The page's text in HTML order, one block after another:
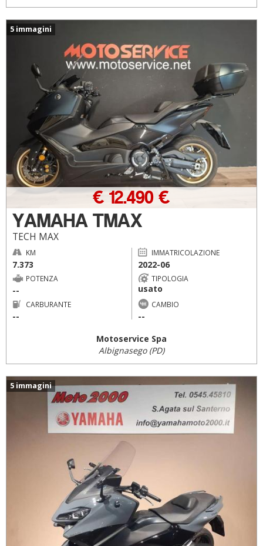
5 immagini
YAMAHA TMAX
TECH MAX
€ 12.490 €
KM
7.373
IMMATRICOLAZIONE
2022-06
POTENZA
--
TIPOLOGIA
usato
CARBURANTE
--
CAMBIO
--
Motoservice Spa
Albignasego (PD)
5 immagini